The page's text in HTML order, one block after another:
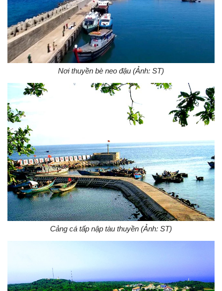
Nơi thuyền bè neo đậu (Ảnh: ST)
Cảng cá tấp nập tàu thuyền (Ảnh: ST)